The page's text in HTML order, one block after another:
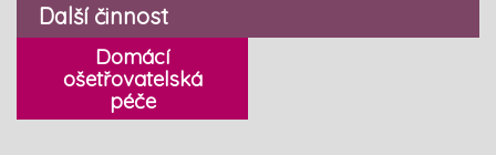
Další činnost
Domácí
ošetřovatelská
péče